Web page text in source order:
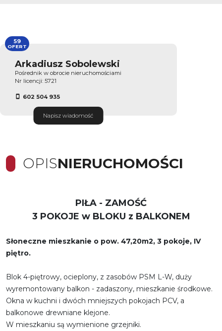
Arkadiusz Sobolewski
Pośrednik w obrocie nieruchomościami
Nr licencji: 5721
602 504 935
Napisz wiadomość
59
OFERT
OPISNIERUCHOMOŚCI
PIŁA - ZAMOŚĆ
3 POKOJE w BLOKU z BALKONEM
Słoneczne mieszkanie o pow. 47,20m2, 3 pokoje, IV
piętro.
Blok 4-piętrowy, ocieplony, z zasobów PSM L-W, duży
wyremontowany balkon - zadaszony, mieszkanie środkowe.
Okna w kuchni i dwóch mniejszych pokojach PCV, a
balkonowe drewniane klejone.
W mieszkaniu są wymienione grzejniki.